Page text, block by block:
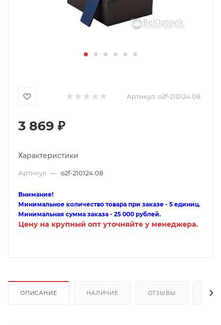
Артикул: o2f-210124.08
3 869 ₽
Характеристики
Артикул — o2f-210124.08
Внимание!
Минимальное количество товара при заказе - 5 единиц.
Минимальная сумма заказа - 25 000 рублей.
Цену на крупный опт уточняйте у менеджера.
ОПИСАНИЕ НАЛИЧИЕ ОТЗЫВЫ